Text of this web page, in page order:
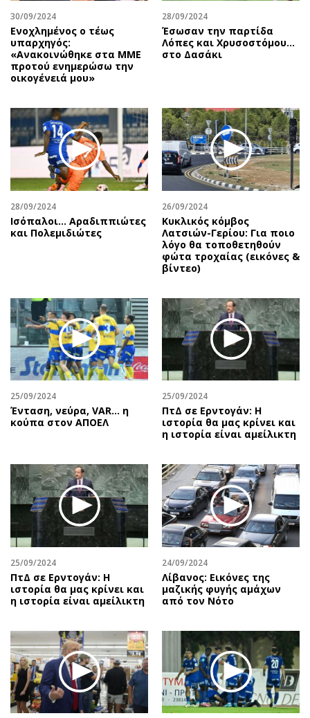
30/09/2024
Ενοχλημένος ο τέως
υπαρχηγός:
«Ανακοινώθηκε στα ΜΜΕ
προτού ενημερώσω την
οικογένειά μου»
28/09/2024
Έσωσαν την παρτίδα
Λόπες και Χρυσοστόμου…
στο Δασάκι
28/09/2024
Ισόπαλοι… Αραδιππιώτες
και Πολεμιδιώτες
26/09/2024
Κυκλικός κόμβος
Λατσιών-Γερίου: Για ποιο
λόγο θα τοποθετηθούν
φώτα τροχαίας (εικόνες &
βίντεο)
25/09/2024
Ένταση, νεύρα, VAR… η
κούπα στον ΑΠΟΕΛ
25/09/2024
ΠτΔ σε Ερντογάν: Η
ιστορία θα μας κρίνει και
η ιστορία είναι αμείλικτη
25/09/2024
ΠτΔ σε Ερντογάν: Η
ιστορία θα μας κρίνει και
η ιστορία είναι αμείλικτη
24/09/2024
Λίβανος: Εικόνες της
μαζικής φυγής αμάχων
από τον Νότο